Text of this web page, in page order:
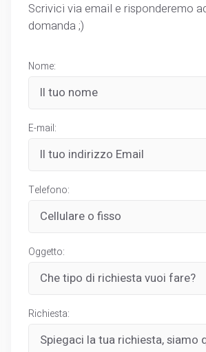
Scrivici via email e risponderemo
domanda ;)
Nome:
E-mail:
Telefono:
Oggetto:
Richiesta: